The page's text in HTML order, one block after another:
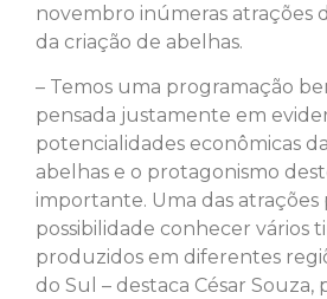
novembro inúmeras atrações
da criação de abelhas.
– Temos uma programação
pensada justamente em
potencialidades econômicas
abelhas e o protagonismo
importante. Uma das atrações
possibilidade conhecer vários
produzidos em diferentes
do Sul – destaca César Souza,